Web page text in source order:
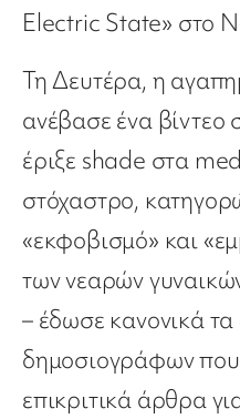
Electric State» στο
Τη Δευτέρα, η
ανέβασε ένα
έριξε shade στα
στόχαστρο,
«εκφοβισμό» και
των νεαρών
– έδωσε κανονικά
δημοσιογράφων που
επικριτικά άρθρα